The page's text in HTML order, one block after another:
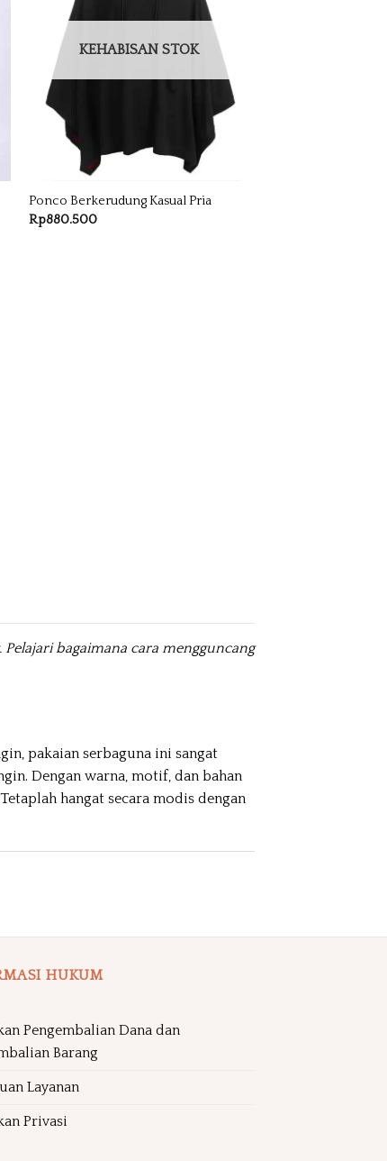
KEHABISAN STOK
Ponco Berkerudung Kasual Pria
Rp880.500
bagaimana cara mengguncang
pakaian serbaguna ini sangat
Dengan warna, motif, dan bahan
hangat secara modis dengan
HUKUM
Pengembalian Dana dan
Barang
Layanan
Privasi